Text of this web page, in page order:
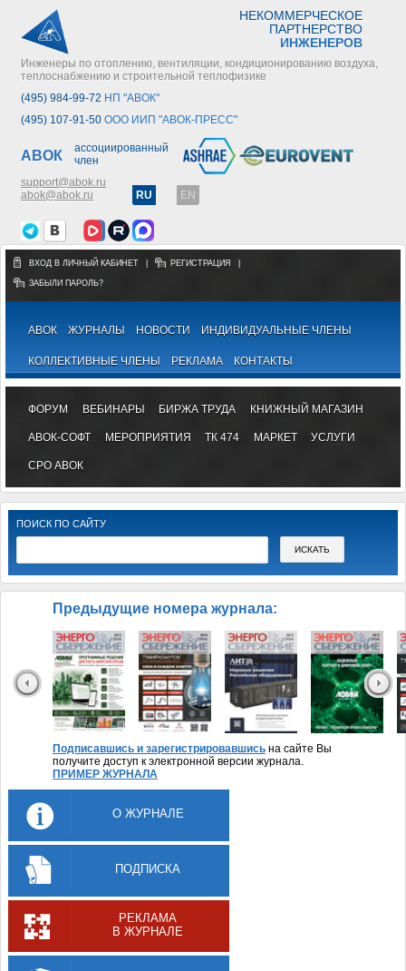
НЕКОММЕРЧЕСКОЕ
ПАРТНЕРСТВО
ИНЖЕНЕРОВ
Инженеры по отоплению, вентиляции, кондиционированию воздуха,
теплоснабжению и строительной теплофизике
(495) 984-99-72 НП "АВОК"
(495) 107-91-50 ООО ИИП "АВОК-ПРЕСС"
АВОК
ассоциированный
член
support@abok.ru
abok@abok.ru
RU EN
ВХОД В ЛИЧНЫЙ КАБИНЕТ РЕГИСТРАЦИЯ
ЗАБЫЛИ ПАРОЛЬ?
АВОК ЖУРНАЛЫ НОВОСТИ ИНДИВИДУАЛЬНЫЕ ЧЛЕНЫ
КОЛЛЕКТИВНЫЕ ЧЛЕНЫ РЕКЛАМА КОНТАКТЫ
ФОРУМ ВЕБИНАРЫ БИРЖА ТРУДА КНИЖНЫЙ МАГАЗИН
АВОК-СОФТ МЕРОПРИЯТИЯ ТК 474 МАРКЕТ УСЛУГИ
СРО АВОК
ПОИСК ПО САЙТУ
Предыдущие номера журнала:
Подписавшись и зарегистрировавшись на сайте Вы
получите доступ к электронной версии журнала.
ПРИМЕР ЖУРНАЛА
О ЖУРНАЛЕ
ПОДПИСКА
РЕКЛАМА
В ЖУРНАЛЕ